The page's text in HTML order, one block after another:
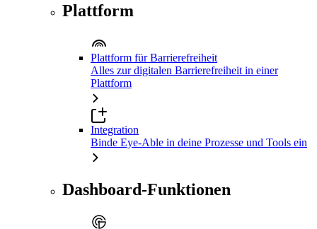
Plattform
Plattform für Barrierefreiheit
Alles zur digitalen Barrierefreiheit in einer
Plattform
Integration
Binde Eye-Able in deine Prozesse und Tools ein
Dashboard-Funktionen